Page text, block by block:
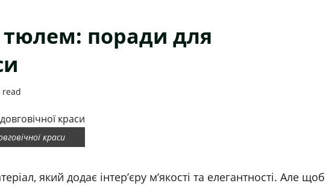
тюлем: поради для
read
краси
який додає інтер’єру м’якості та елегантності. Але щоб